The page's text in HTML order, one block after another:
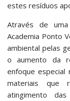
estes resíduos
Através de
Academia Ponto
ambiental pelas
o aumento da
enfoque especial
materiais que
atingimento